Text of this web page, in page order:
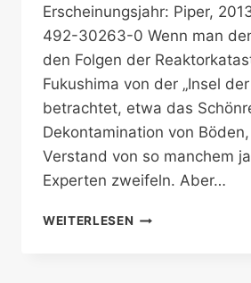
Erscheinungsjahr: Piper,
492-30263-0 Wenn man
den Folgen der
Fukushima von der „Insel
betrachtet, etwa das
Dekontamination von
Verstand von so manchem
Experten zweifeln. Aber…
WEITERLESEN NEUES